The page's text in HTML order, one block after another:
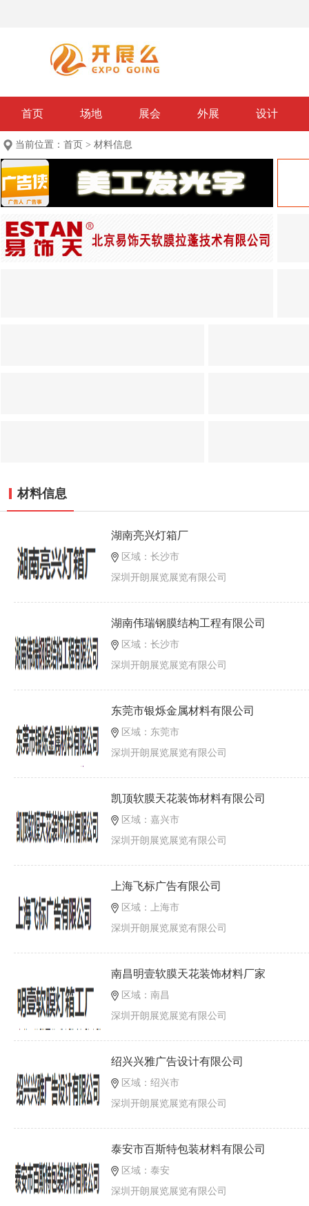
首页 场地 展会 外展 设计
当前位置： 首页 > 材料信息
材料信息
湖南亮兴灯箱厂
区域：长沙市
深圳开朗展览展览有限公司
湖南伟瑞钢膜结构工程有限公司
区域：长沙市
深圳开朗展览展览有限公司
东莞市银烁金属材料有限公司
区域：东莞市
深圳开朗展览展览有限公司
凯顶软膜天花装饰材料有限公司
区域：嘉兴市
深圳开朗展览展览有限公司
上海飞标广告有限公司
区域：上海市
深圳开朗展览展览有限公司
南昌明壹软膜天花装饰材料厂家
区域：南昌
深圳开朗展览展览有限公司
绍兴兴雅广告设计有限公司
区域：绍兴市
深圳开朗展览展览有限公司
泰安市百斯特包装材料有限公司
区域：泰安
深圳开朗展览展览有限公司